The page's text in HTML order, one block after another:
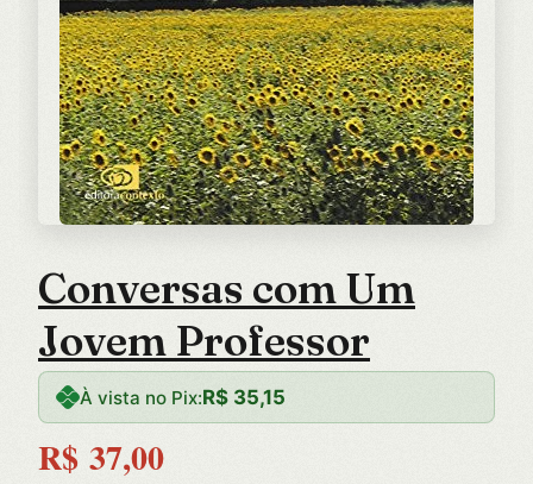
Conversas com Um
Jovem Professor
À vista no Pix:R$ 35,15
R$ 37,00